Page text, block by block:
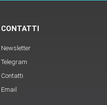
CONTATTI
Newsletter
Telegram
Contatti
Email